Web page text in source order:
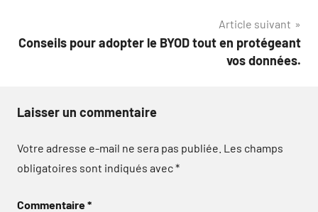
Article suivant
Conseils pour adopter le BYOD tout en protégeant
vos données.
Laisser un commentaire
Votre adresse e-mail ne sera pas publiée. Les champs
obligatoires sont indiqués avec*
Commentaire*